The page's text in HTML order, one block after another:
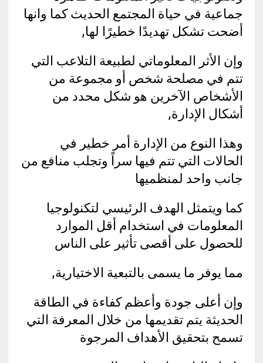
جماعية في حياة المجتمع الحديث كما وانها
أضحت تشكل تهديدًا خطيرًا لها,
وإن الأثر المعلوماتي لطبيعة التلاعب التي
تتم في مصلحة شخص أو مجموعة من
الأشخاص الآخرين هو شكل محدد من
أشكال الإدارة,
وهذا النوع من الإدارة أمر خطير في
الحالات التي تتم فيها سراً وتجلب منافع من
جانب واحد لمنظميها
كما ويتمثل الهدف الرئيسي لتكنولوجيا
المعلومات في استخدام أقل الموارد
للحصول على أقصى تأثير على الناس
مما يوفر ما يسمى بالتبعية الاختيارية,
وإن أعلى جودة وأعظم كفاءة في الطاقة
الحديثة يتم تقديمها من خلال المعرفة التي
تسمح بتحقيق الأهداف المرجوة